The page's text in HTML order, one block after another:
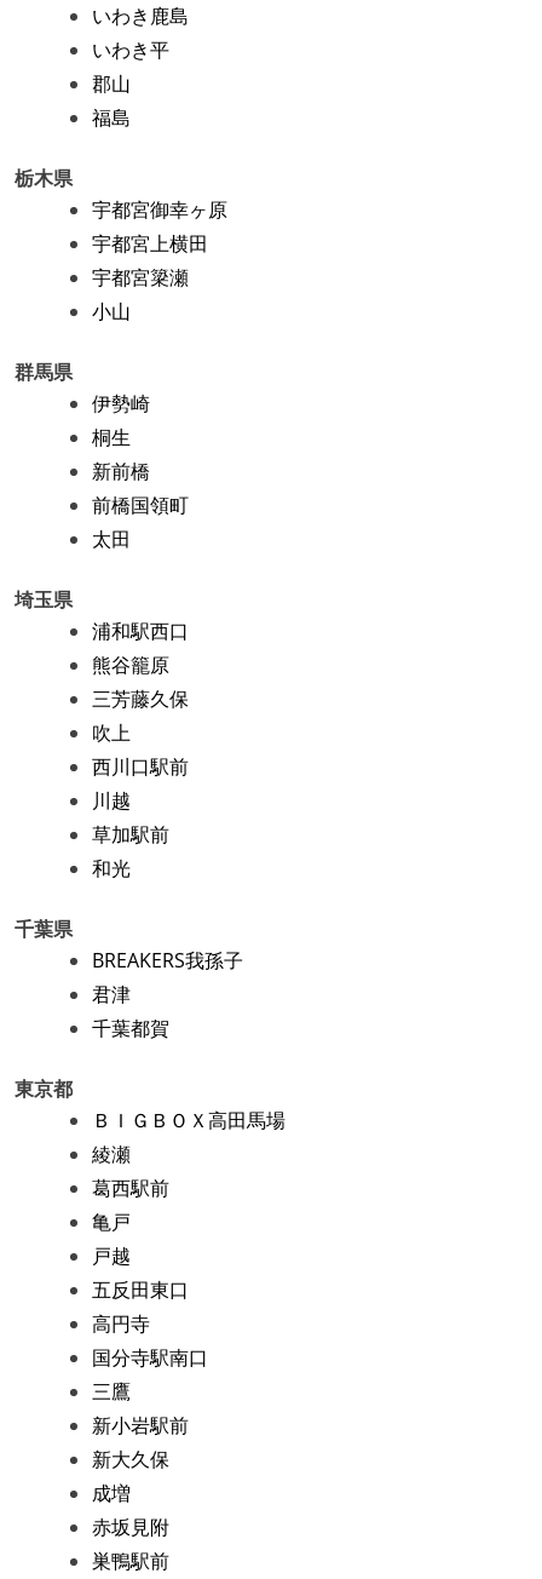
いわき鹿島
いわき平
郡山
福島
栃木県
宇都宮御幸ヶ原
宇都宮上横田
宇都宮簗瀬
小山
群馬県
伊勢崎
桐生
新前橋
前橋国領町
太田
埼玉県
浦和駅西口
熊谷籠原
三芳藤久保
吹上
西川口駅前
川越
草加駅前
和光
千葉県
BREAKERS我孫子
君津
千葉都賀
東京都
ＢＩＧＢＯＸ高田馬場
綾瀬
葛西駅前
亀戸
戸越
五反田東口
高円寺
国分寺駅南口
三鷹
新小岩駅前
新大久保
成増
赤坂見附
巣鴨駅前